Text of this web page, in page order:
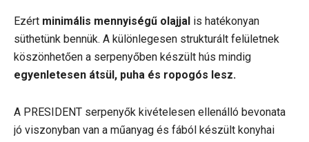
Ezért minimális mennyiségű olajjal is hatékonyan
süthetünk bennük. A különlegesen strukturált felületnek
köszönhetően a serpenyőben készült hús mindig
egyenletesen átsül, puha és ropogós lesz.
A PRESIDENT serpenyők kivételesen ellenálló bevonata
jó viszonyban van a műanyag és fából készült konyhai